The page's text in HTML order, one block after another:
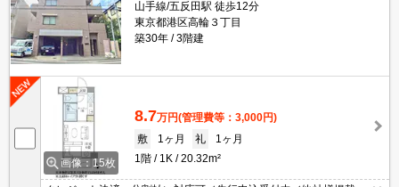
山手線/五反田駅 徒歩12分
東京都港区高輪３丁目
築30年
3階建
画像：15枚
8.7万円(管理費等：3,000円)
敷
1ヶ月 礼
1ヶ月
1階
1K 20.32m²